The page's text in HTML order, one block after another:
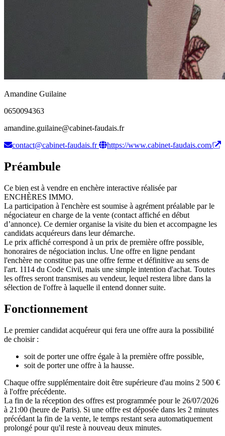
Amandine Guilaine
0650094363
amandine.guilaine@cabinet-faudais.fr
contact@cabinet-faudais.fr
https://www.cabinet-faudais.com/
Préambule
Ce bien est à vendre en enchère interactive réalisée par
ENCHÈRES IMMO.
La participation à l'enchère est soumise à agrément préalable par le
négociateur en charge de la vente (contact affiché en début
d’annonce). Ce dernier organise la visite du bien et accompagne les
candidats acquéreurs dans leur démarche.
Le prix affiché correspond à un prix de première offre possible,
honoraires de négociation inclus. Une offre en ligne pendant
l'enchère ne constitue pas une offre ferme et définitive au sens de
l'art. 1114 du Code Civil, mais une simple intention d'achat. Toutes
les offres seront transmises au vendeur, lequel restera libre dans la
sélection de l'offre à laquelle il entend donner suite.
Fonctionnement
Le premier candidat acquéreur qui fera une offre aura la possibilité
de choisir :
soit de porter une offre égale à la première offre possible,
soit de porter une offre à la hausse.
Chaque offre supplémentaire doit être supérieure d'au moins 2 500 €
à l'offre précédente.
La fin de la réception des offres est programmée pour le 26/07/2026
à 21:00 (heure de Paris). Si une offre est déposée dans les 2 minutes
précédant la fin de la vente, le temps restant sera automatiquement
prolongé pour qu'il reste à nouveau deux minutes.